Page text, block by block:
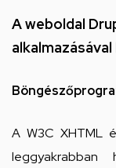
hely
A weboldal
A W3C XHTML
leggyakrabban